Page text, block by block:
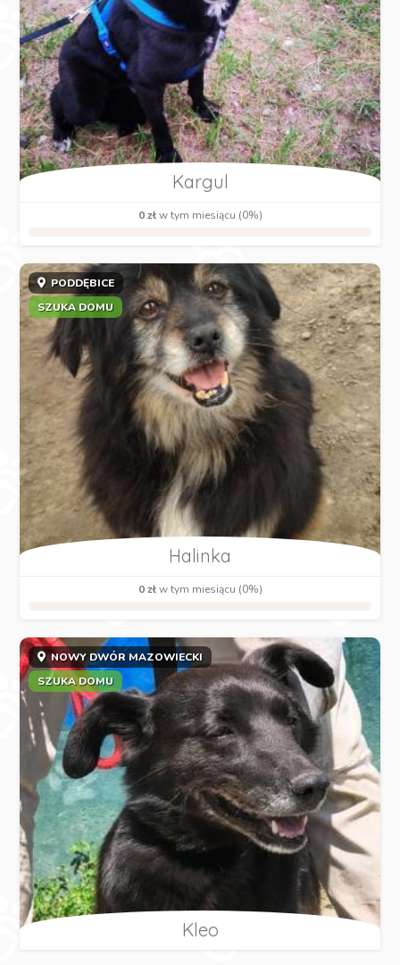
Kargul
0 złw tym miesiącu (0%)
PODDĘBICE
SZUKA DOMU
Halinka
0 złw tym miesiącu (0%)
NOWY DWÓR MAZOWIECKI
SZUKA DOMU
Kleo